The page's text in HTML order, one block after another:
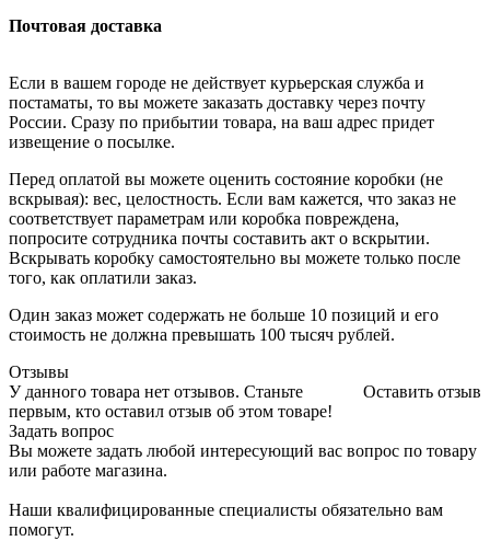
Почтовая доставка
Если в вашем городе не действует курьерская служба и
постаматы, то вы можете заказать доставку через почту
России. Сразу по прибытии товара, на ваш адрес придет
извещение о посылке.
Перед оплатой вы можете оценить состояние коробки (не
вскрывая): вес, целостность. Если вам кажется, что заказ не
соответствует параметрам или коробка повреждена,
попросите сотрудника почты составить акт о вскрытии.
Вскрывать коробку самостоятельно вы можете только после
того, как оплатили заказ.
Один заказ может содержать не больше 10 позиций и его
стоимость не должна превышать 100 тысяч рублей.
Отзывы
Оставить отзыв
У данного товара нет отзывов. Станьте
первым, кто оставил отзыв об этом товаре!
Задать вопрос
Вы можете задать любой интересующий вас вопрос по товару
или работе магазина.
Наши квалифицированные специалисты обязательно вам
помогут.